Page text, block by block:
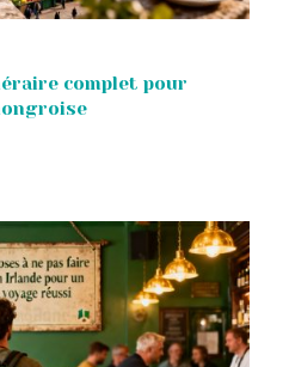
complet pour